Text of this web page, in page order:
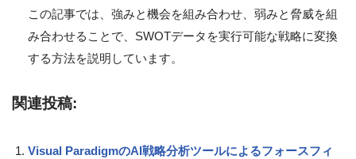
この記事では、強みと機会を組み合わせ、弱みと脅威を組
み合わせることで、SWOTデータを実行可能な戦略に変換
する方法を説明しています。
関連投稿:
Visual ParadigmのAI戦略分析ツールによるフォースフィ